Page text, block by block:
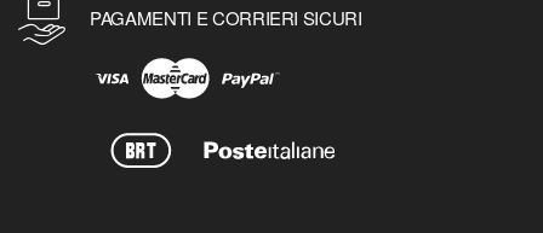
PAGAMENTI E CORRIERI SICURI